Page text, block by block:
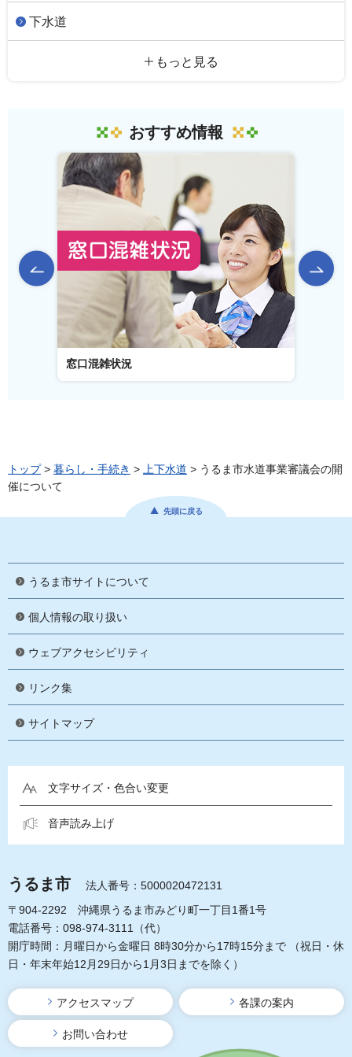
下水道
もっと見る
おすすめ情報
前のスライドを表示
窓口混雑状況
トップ> 暮らし・手続き > 上下水道 > うるま市水道事業審議会の開
催について
先頭に戻る
うるま市サイトについて
個人情報の取り扱い
ウェブアクセシビリティ
リンク集
サイトマップ
文字サイズ・色合い変更
音声読み上げ
うるま市
法人番号：5000020472131
〒904-2292 沖縄県うるま市みどり町一丁目1番1号
電話番号：098-974-3111（代）
開庁時間：月曜日から金曜日 8時30分から17時15分まで
（祝日・休
日・年末年始12月29日から1月3日までを除く）
アクセスマップ 各課の案内
お問い合わせ